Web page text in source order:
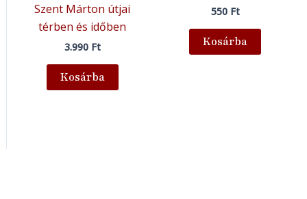
Szent Márton útjai
térben és időben
3.990 Ft
Kosárba
550 Ft
Kosárba